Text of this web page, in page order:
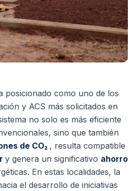
posicionado como uno de los
y ACS más solicitados en
no solo es más eficiente
sino que también
de CO₂ , resulta compatible
y genera un significativo ahorro
En estas localidades, la
el desarrollo de iniciativas